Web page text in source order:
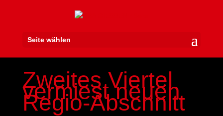
Seite wählen
Zweites Viertel
vermiest neuen
Regio-Abschnitt